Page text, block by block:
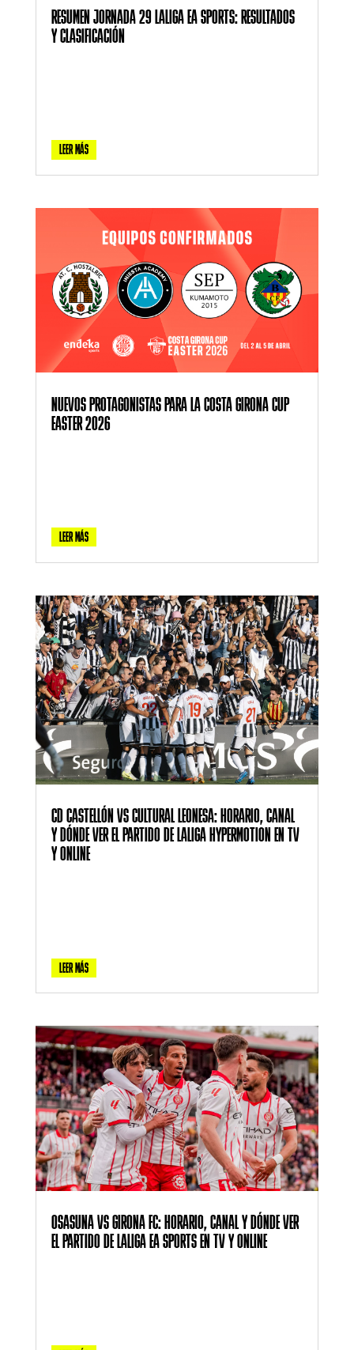
RESUMEN JORNADA 29 LALIGA EA SPORTS: RESULTADOS
Y CLASIFICACIÓN
LEER MÁS
NUEVOS PROTAGONISTAS PARA LA COSTA GIRONA CUP
EASTER 2026
LEER MÁS
CD CASTELLÓN VS CULTURAL LEONESA: HORARIO, CANAL
Y DÓNDE VER EL PARTIDO DE LALIGA HYPERMOTION EN TV
Y ONLINE
LEER MÁS
OSASUNA VS GIRONA FC: HORARIO, CANAL Y DÓNDE VER
EL PARTIDO DE LALIGA EA SPORTS EN TV Y ONLINE